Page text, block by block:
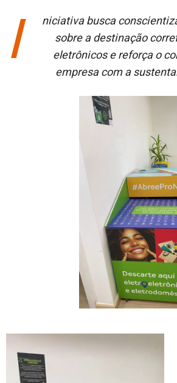
I
niciativa busca
sobre a destinação
eletrônicos e reforça o
empresa com a